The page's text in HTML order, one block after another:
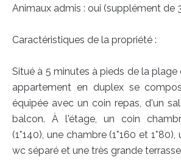
Animaux admis : oui (supplément de
Caractéristiques de la propriété :
Situé à 5 minutes à pieds de la plage
appartement en duplex se
équipée avec un coin repas, d'un
balcon. À l'étage, un coin
(1*140), une chambre (1*160 et 1*80),
wc séparé et une très grande